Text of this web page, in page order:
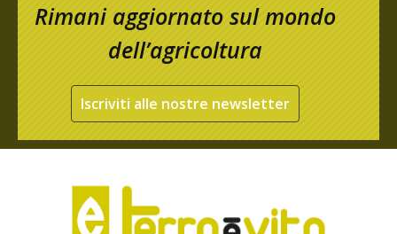
Rimani aggiornato sul mondo
dell’agricoltura
Iscriviti alle nostre newsletter